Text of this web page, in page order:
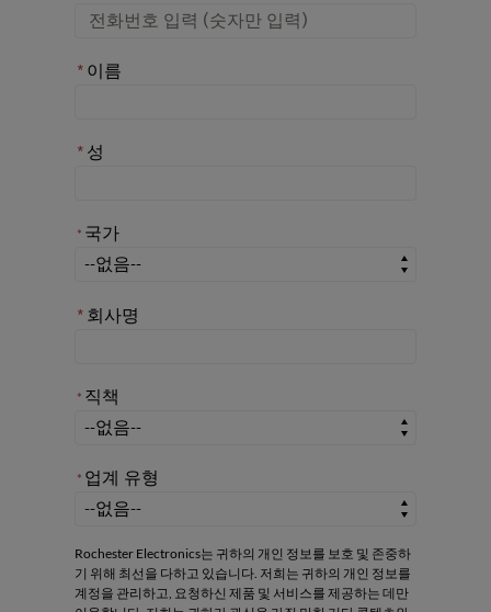
*이름
*성
* 국가
국가
*회사명
* 직책
직책
* 업계 유형
업계 유형
Rochester Electronics는 귀하의 개인 정보를 보호 및 존중하
기 위해 최선을 다하고 있습니다. 저희는 귀하의 개인 정보를
계정을 관리하고, 요청하신 제품 및 서비스를 제공하는 데만